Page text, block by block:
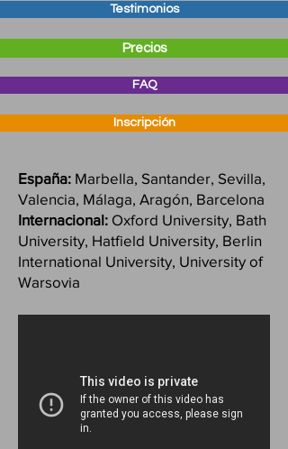
Testimonios
Precios
FAQ
Inscripción
España: Marbella, Santander, Sevilla,
Valencia, Málaga, Aragón, Barcelona
Internacional: Oxford University, Bath
University, Hatfield University, Berlin
International University, University of
Warsovia